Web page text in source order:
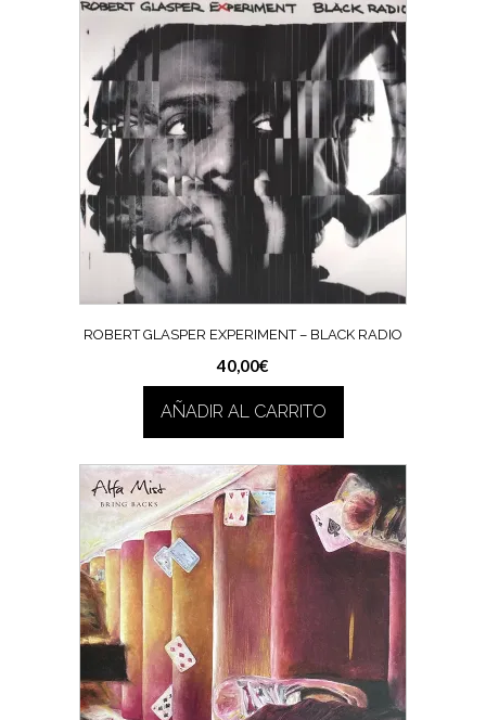
ROBERT GLASPER EXPERIMENT ‎– BLACK RADIO
40,00€
AÑADIR AL CARRITO